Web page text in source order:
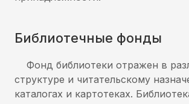
Библиотечные фонды
Фонд библиотеки отражен в
структуре и читательскому
каталогах и картотеках.